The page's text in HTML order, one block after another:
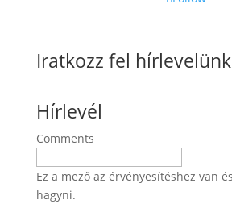
Iratkozz fel
Hírlevél
Comments
Ez a mező az érvényesítéshez van
hagyni.